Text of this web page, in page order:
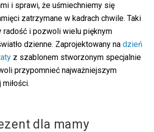
i sprawi, że uśmiechniemy się
zatrzymane w kadrach chwile. Taki
radość i pozwoli wielu pięknym
dzienne. Zaprojektowany na dzień
z szablonem stworzonym specjalnie
przypomnieć najważniejszym
dla mamy